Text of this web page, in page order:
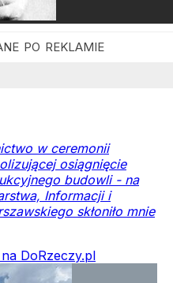
w ceremonii
osiągnięcie
budowli - na
Informacji i
skłoniło mnie
DoRzeczy.pl